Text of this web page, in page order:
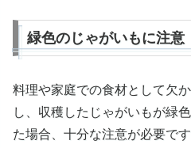
緑色のじゃがいもに注意
料理や家庭での食材として欠
し、収穫したじゃがいもが緑
た場合、十分な注意が必要で